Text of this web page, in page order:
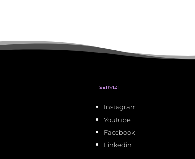
SERVIZI
Instagram
Youtube
Facebook
Linkedin